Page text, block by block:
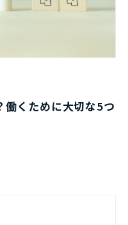
働くために大切な5つ